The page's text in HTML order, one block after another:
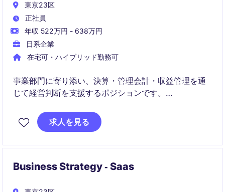
東京23区
正社員
年収 522万円 - 638万円
日系企業
在宅可・ハイブリッド勤務可
事業部門に寄り添い、決算・管理会計・収益管理を通
じて経営判断を支援するポジションです。
財務数値の分析とガバナンス強化により、事業成長と
収益性改善をリードいただきます
求人を見る
Business Strategy ‐ Saas